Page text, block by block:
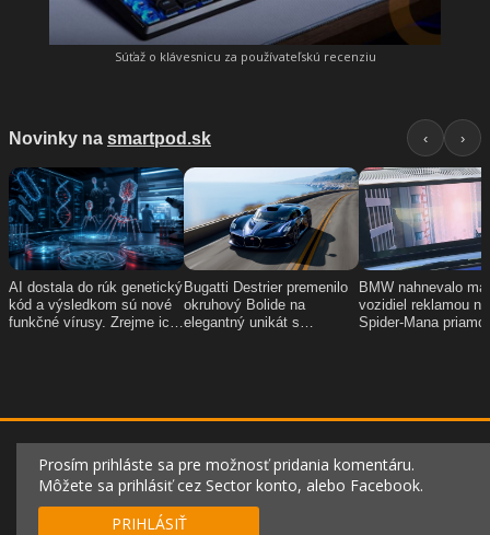
Súťaž o klávesnicu za používateľskú recenziu
Prosím prihláste sa pre možnosť pridania komentáru.
Môžete sa prihlásiť cez Sector konto, alebo Facebook.
PRIHLÁSIŤ